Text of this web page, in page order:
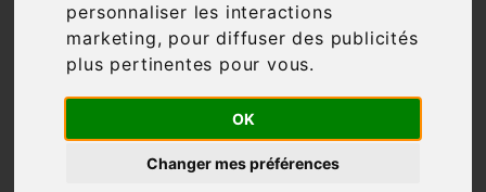
personnaliser les interactions
marketing, pour diffuser des publicités
plus pertinentes pour vous.
OK
Changer mes préférences
Recherchez à nouveau ce que vous cherchez